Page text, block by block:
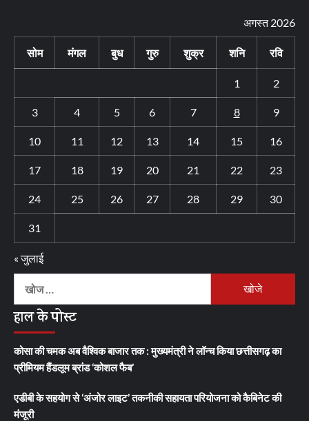
अगस्त 2026
सोम मंगल बुध गुरु शुक्र शनि रवि
1 2
3 4 5 6 7 8 9
10 11 12 13 14 15 16
17 18 19 20 21 22 23
24 25 26 27 28 29 30
31
« जुलाई
निम्न
खोजें:
हाल के पोस्ट
कोसा की चमक अब वैश्विक बाजार तक : मुख्यमंत्री ने लॉन्च किया छत्तीसगढ़ का
प्रीमियम हैंडलूम ब्रांड ‘कोशल फैब’
एडीबी के सहयोग से ‘अंजोर लाइट’ तकनीकी सहायता परियोजना को कैबिनेट की
मंजूरी